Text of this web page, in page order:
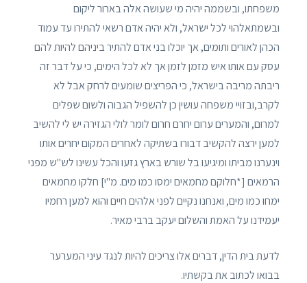
משפחתו, ובשממה יהיה מי שעושה אלה בארור ליקום
ובשמתאלהוי לכל ישראל, ולא יהיה אדם רשאי להתירו עד עמוד
הכהן לאורים ותומים, אך יוכלו בני אדם להתיר ביניהם להיות להם
עסק עם אותו איש מזמן לזמן אך לא לכל הימים, כי על דבר זה
ריבתה מריבה בישראל, כי הפריצים שומעים לרחק אבל לא
לקרב,ובזויי משפחה עושין כן להשפיל הגבוה ולשום שפלים
למרום, והמערים ערום יחרם חרום לומר לולי הגזירה יש לי להשיב
למען ירצה להקשיב דבורו בשתיקה לאחרים המקום יחרים אותו
וינערנו מביתו ומיגיעו בל שורש בארץ גזעו והכל עשינו לש"ש מפני
הרמאים [*חלוקם מחמאים ימסו כמו מים. מ"י] חלקו מחמאים
ימחו כמו מים, ואנחנו נקיים לפני אלהים חיים והוא למען רחמיו
יעמידנו על האמת והשלום יעקב ברבי מאיר.
לדעת בית הדין, דברים אלו צריכים להיות לנגד עיני המערער
בבואו לכתוב את בקשתיו.